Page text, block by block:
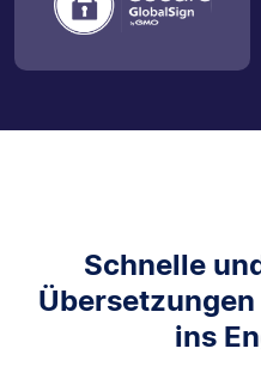
Schnelle
ins